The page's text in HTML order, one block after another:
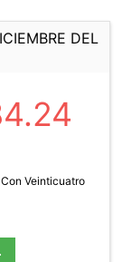
DEL
Veinticuatro